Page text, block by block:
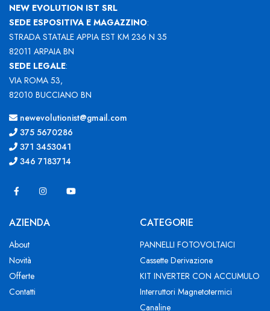
NEW EVOLUTION IST SRL
SEDE ESPOSITIVA E MAGAZZINO:
STRADA STATALE APPIA EST KM 236 N 35
82011 ARPAIA BN
SEDE LEGALE:
VIA ROMA 53,
82010 BUCCIANO BN
newevolutionist@gmail.com
375 5670286
371 3453041
346 7183714
AZIENDA
About
Novità
Offerte
Contatti
CATEGORIE
PANNELLI FOTOVOLTAICI
Cassette Derivazione
KIT INVERTER CON ACCUMULO
Interruttori Magnetotermici
Canaline